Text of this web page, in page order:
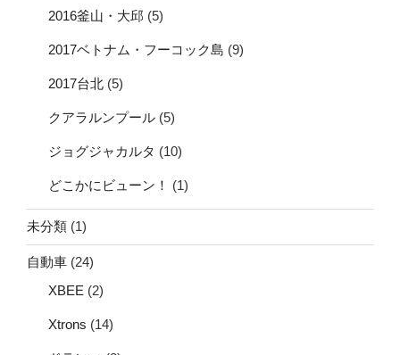
2016釜山・大邱 (5)
2017ベトナム・フーコック島 (9)
2017台北 (5)
クアラルンプール (5)
ジョグジャカルタ (10)
どこかにビューン！ (1)
未分類 (1)
自動車 (24)
XBEE (2)
Xtrons (14)